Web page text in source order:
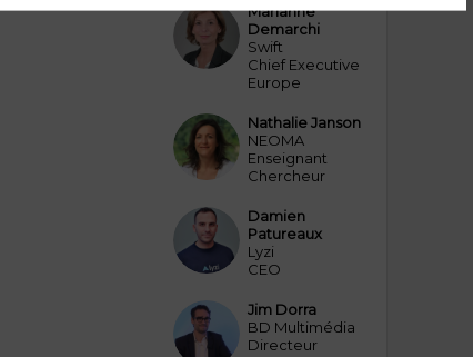
MD
Marianne
Demarchi
Swift
Chief Executive
Europe
NJ
NathalieJanson
NEOMA
Enseignant
Chercheur
DP
Damien
Patureaux
Lyzi
CEO
JD
Jim Dorra
BD Multimédia
Directeur